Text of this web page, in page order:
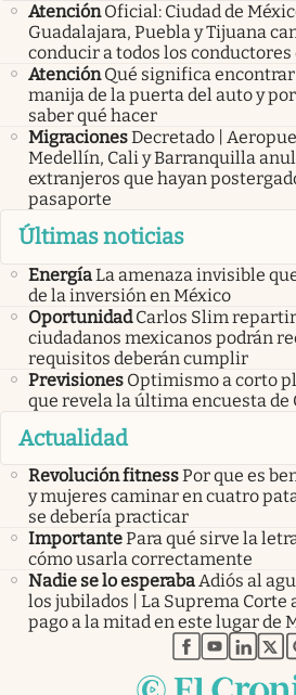
Atención Oficial: Ciudad de
Guadalajara, Puebla y Tijuana
conducir a todos los conductores
Atención Qué significa
manija de la puerta del auto y
saber qué hacer
MigracionesDecretado |
Medellín, Cali y Barranquilla
extranjeros que hayan
pasaporte
Últimas noticias
EnergíaLa amenaza invisible
de la inversión en México
Oportunidad Carlos Slim
ciudadanos mexicanos podrán
requisitos deberán cumplir
Previsiones Optimismo a corto
que revela la última encuesta de
Actualidad
Revolución fitnessPor que es
y mujeres caminar en cuatro
se debería practicar
ImportantePara qué sirve la
cómo usarla correctamente
Nadie se lo esperabaAdiós al
los jubilados | La Suprema
pago a la mitad en este lugar de
abre enabre en
abre